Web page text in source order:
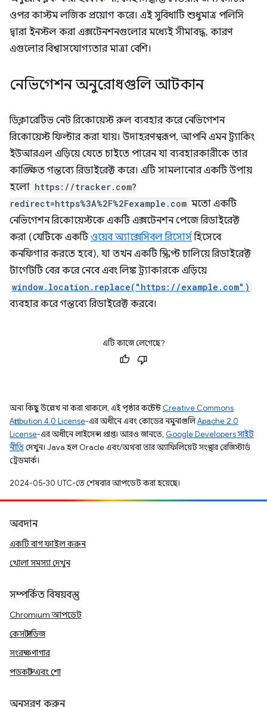
ওপর কাস্টম লজিক প্রয়োগ করে। এই সুবিধাটি শুধুমাত্র পলিসি
দ্বারা ইনস্টল করা এক্সটেনশনগুলোর মধ্যেই সীমাবদ্ধ, কারণ
এগুলোর বিশ্বাসযোগ্যতার মাত্রা বেশি।
নেভিগেশন অনুরোধগুলি আটকান
ডিক্লারেটিভ নেট রিকোয়েস্ট রুল ব্যবহার করে নেভিগেশন
রিকোয়েস্ট ফিল্টার করা যায়। উদাহরণস্বরূপ, আপনি এমন ট্র্যাকিং
ইউআরএল এড়িয়ে যেতে চাইতে পারেন যা ব্যবহারকারীকে তার
কাঙ্ক্ষিত গন্তব্যে রিডাইরেক্ট করে। এটি সামলানোর একটি উপায়
হলো https://tracker.com?
redirect=https%3A%2F%2Fexample.com মতো একটি
নেভিগেশন রিকোয়েস্টকে একটি এক্সটেনশন পেজে রিডাইরেক্ট
করা (যেটিকে একটিওয়েব অ্যাক্সেসিবল রিসোর্সহিসেবে
কনফিগার করতে হবে), যা তখন একটি স্ক্রিপ্ট চালিয়ে রিডাইরেক্ট
টার্গেটটি বের করে নেবে এবং লিঙ্ক ট্র্যাকারকে এড়িয়ে
window.location.replace("https://example.com")
ব্যবহার করে গন্তব্যে রিডাইরেক্ট করবে।
এটি কাজে লেগেছে?
অন্য কিছু উল্লেখ না করা থাকলে, এই পৃষ্ঠার কন্টেন্ট Creative Commons
Attribution 4.0 License-এর অধীনে এবং কোডের নমুনাগুলিApache 2.0
License-এর অধীনে লাইসেন্স প্রাপ্ত। আরও জানতে, Google Developers সাইট
নীতিদেখুন। Java হল Oracle এবং/অথবা তার অ্যাফিলিয়েট সংস্থার রেজিস্টার্ড
ট্রেডমার্ক।
2024-05-30 UTC-তে শেষবার আপডেট করা হয়েছে।
অবদান
একটি বাগ ফাইল করুন
খোলা সমস্যা দেখুন
সম্পর্কিত বিষয়বস্তু
Chromium আপডেট
কেস স্টাডিজ
সংরক্ষণাগার
পডকাস্ট এবং শো
অনুসরণ করুন